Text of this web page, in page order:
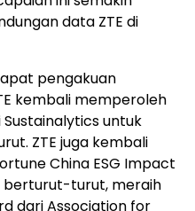
data ZTE di
pengakuan
kembali memperoleh
Sustainalytics untuk
ZTE juga kembali
China ESG Impact
berturut-turut, meraih
dari Association for